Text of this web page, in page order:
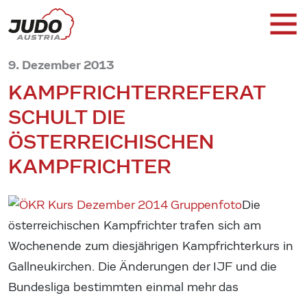
9. Dezember 2013
KAMPFRICHTERREFERAT
SCHULT DIE
ÖSTERREICHISCHEN
KAMPFRICHTER
Die
österreichischen Kampfrichter trafen sich am
Wochenende zum diesjährigen Kampfrichterkurs in
Gallneukirchen. Die Änderungen der IJF und die
Bundesliga bestimmten einmal mehr das